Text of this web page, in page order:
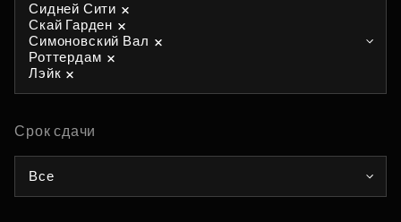
Сидней Сити
Скай Гарден
Симоновский Вал
Роттердам
Лэйк
Срок сдачи
Все